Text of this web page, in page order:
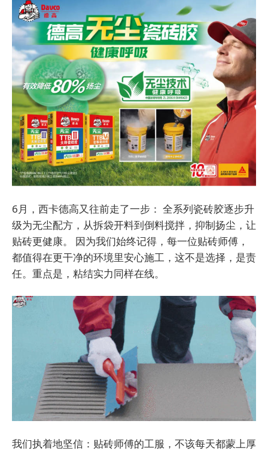
6月，西卡德高又往前走了一步： 全系列瓷砖胶逐步升
级为无尘配方，从拆袋开料到倒料搅拌，抑制扬尘，让
贴砖更健康。 因为我们始终记得，每一位贴砖师傅，
都值得在更干净的环境里安心施工，这不是选择，是责
任。重点是，粘结实力同样在线。
我们执着地坚信：贴砖师傅的工服，不该每天都蒙上厚